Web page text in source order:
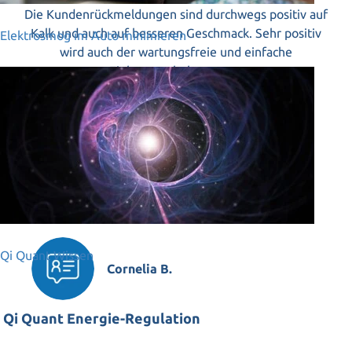
Elektrosmog im Auto minimieren
Qi Quant Wissen
Qi Quant Energie-Regulation
Die Kundenrückmeldungen sind durchwegs positiv auf
Kalk und auch auf besseren Geschmack. Sehr positiv
wird auch der wartungsfreie und einfache
Einbauaspekt bewertet.
Roland P.
Cornelia B.